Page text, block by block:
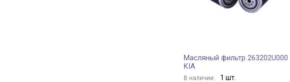
Масляный фильтр 263202U000
KIA
В наличии: 1 шт.